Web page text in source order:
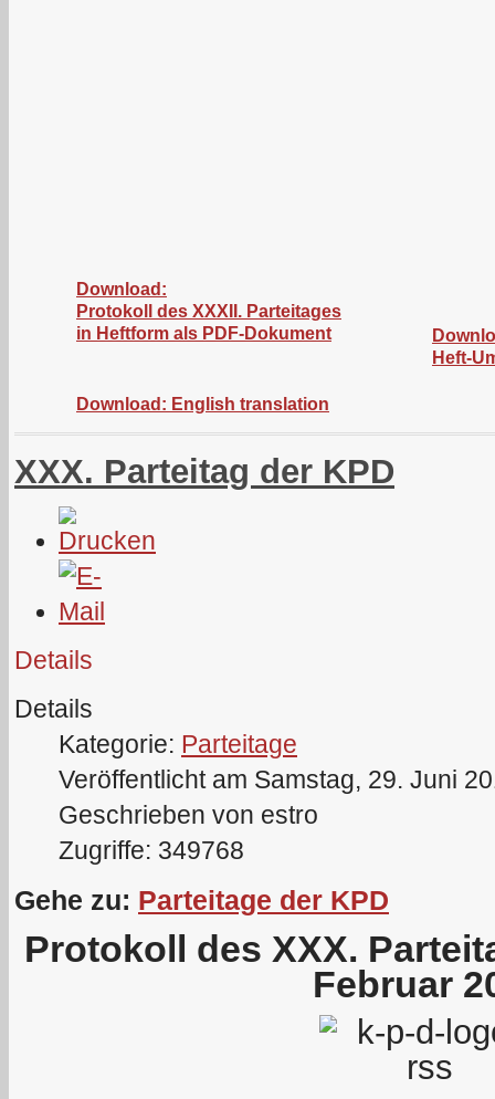
Download:
Protokoll des XXXII. Parteitages
in Heftform als PDF-Dokument
Download: English translation
Heft-
XXX. Parteitag der KPD
Details
Details
Kategorie: Parteitage
Veröffentlicht am Samstag, 29. Juni
Geschrieben von estro
Zugriffe: 349768
Gehe zu: Parteitage der KPD
Protokoll des XXX.
Februar